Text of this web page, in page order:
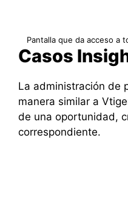
Pantalla que da acceso a
Casos
La administración de
manera similar a
de una oportunidad,
correspondiente.